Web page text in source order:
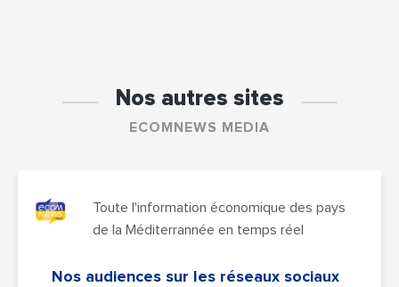
Nos autres sites
ECOMNEWS MEDIA
Toute l'information économique des pays
de la Méditerrannée en temps réel
Nos audiences sur les réseaux sociaux